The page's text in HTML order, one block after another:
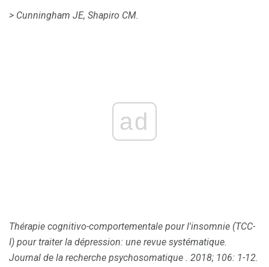
> Cunningham JE, Shapiro CM.
ad
Thérapie cognitivo-comportementale pour l'insomnie (TCC-
I) pour traiter la dépression: une revue systématique.
Journal de la recherche psychosomatique . 2018; 106: 1-12.